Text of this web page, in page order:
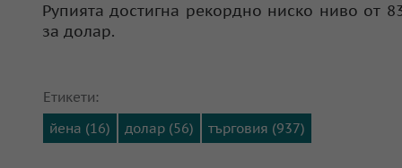
Рупията достигна рекордно ниско ниво от
за долар.
Етикети:
йена (16)
долар (56) търговия (937)